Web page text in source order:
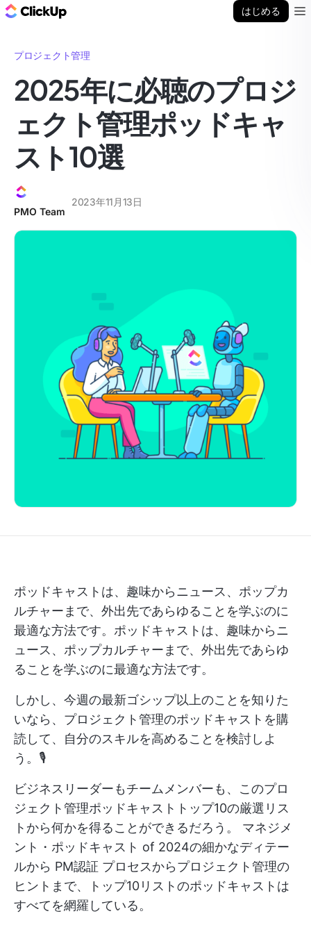
はじめる
プロジェクト管理
2025年に必聴のプロジ
ェクト管理ポッドキャ
スト10選
PMO Team
2023年11月13日
ポッドキャストは、趣味からニュース、ポップカ
ルチャーまで、外出先であらゆることを学ぶのに
最適な方法です。ポッドキャストは、趣味からニ
ュース、ポップカルチャーまで、外出先であらゆ
ることを学ぶのに最適な方法です。
しかし、今週の最新ゴシップ以上のことを知りた
いなら、プロジェクト管理のポッドキャストを購
読して、自分のスキルを高めることを検討しよ
う。🎙️
ビジネスリーダーもチームメンバーも、このプロ
ジェクト管理ポッドキャストトップ10の厳選リス
トから何かを得ることができるだろう。 マネジメ
ント・ポッドキャスト of 2024の細かなディテー
ルから PM認証 プロセスからプロジェクト管理の
ヒントまで、トップ10リストのポッドキャストは
すべてを網羅している。